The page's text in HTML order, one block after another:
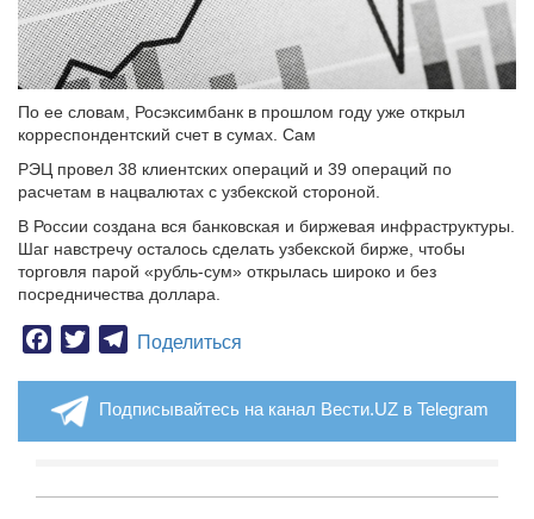
По ее словам, Росэксимбанк в прошлом году уже открыл
корреспондентский счет в сумах. Сам
РЭЦ провел 38 клиентских операций и 39 операций по
расчетам в нацвалютах с узбекской стороной.
В России создана вся банковская и биржевая инфраструктуры.
Шаг навстречу осталось сделать узбекской бирже, чтобы
торговля парой «рубль-сум» открылась широко и без
посредничества доллара.
Facebook
TwitterTelegram
Поделиться
Подписывайтесь на канал Вести.UZ в Telegram